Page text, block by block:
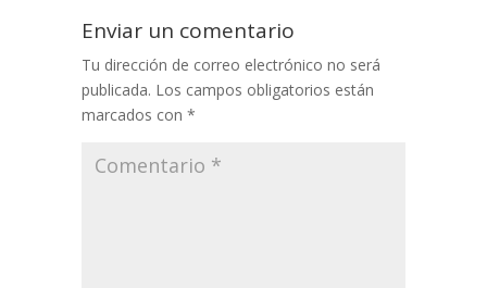
Enviar un comentario
Tu dirección de correo electrónico no será
publicada. Los campos obligatorios están
marcados con *